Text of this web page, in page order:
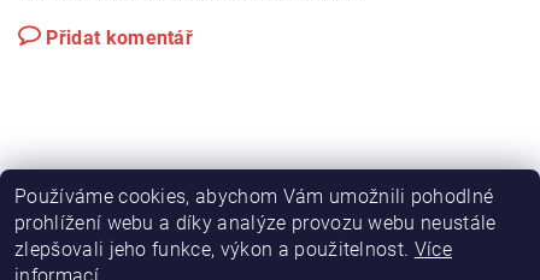
Přidat komentář
Možnosti platby | Možnost dopravy | Obchodní podmínky |
Reklamační řád | Kontakt
Používáme cookies, abychom Vám umožnili pohodlné
prohlížení webu a díky analýze provozu webu neustále
zlepšovali jeho funkce, výkon a použitelnost. Více